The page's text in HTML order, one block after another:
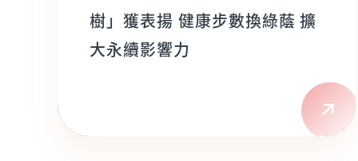
樹」獲表揚 健康步數換綠蔭 擴
大永續影響力